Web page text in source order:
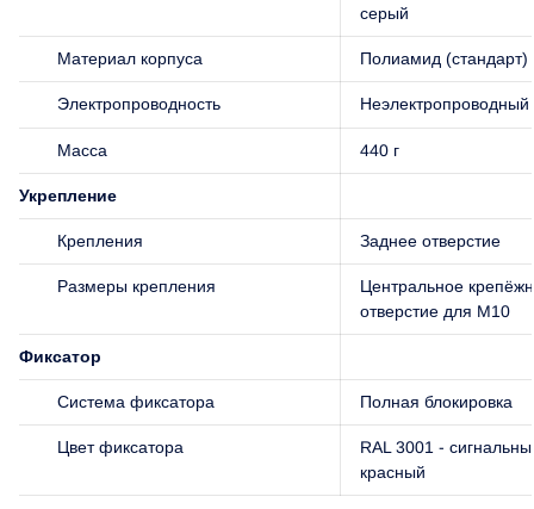
серый
Материал корпуса Полиамид (стандарт)
Электропроводность Неэлектропроводный
Масса 440 г
Укрепление
Крепления Заднее отверстие
Размеры крепления
Центральное
отверстие для M10
Фиксатор
Система фиксатора Полная блокировка
Цвет фиксатора
RAL 3001 -
красный